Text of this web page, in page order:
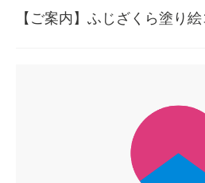
【ご案内】ふじざくら塗り